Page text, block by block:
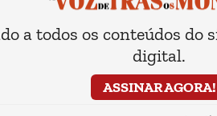
a todos os conteúdos do
digital.
ASSINAR AGORA!